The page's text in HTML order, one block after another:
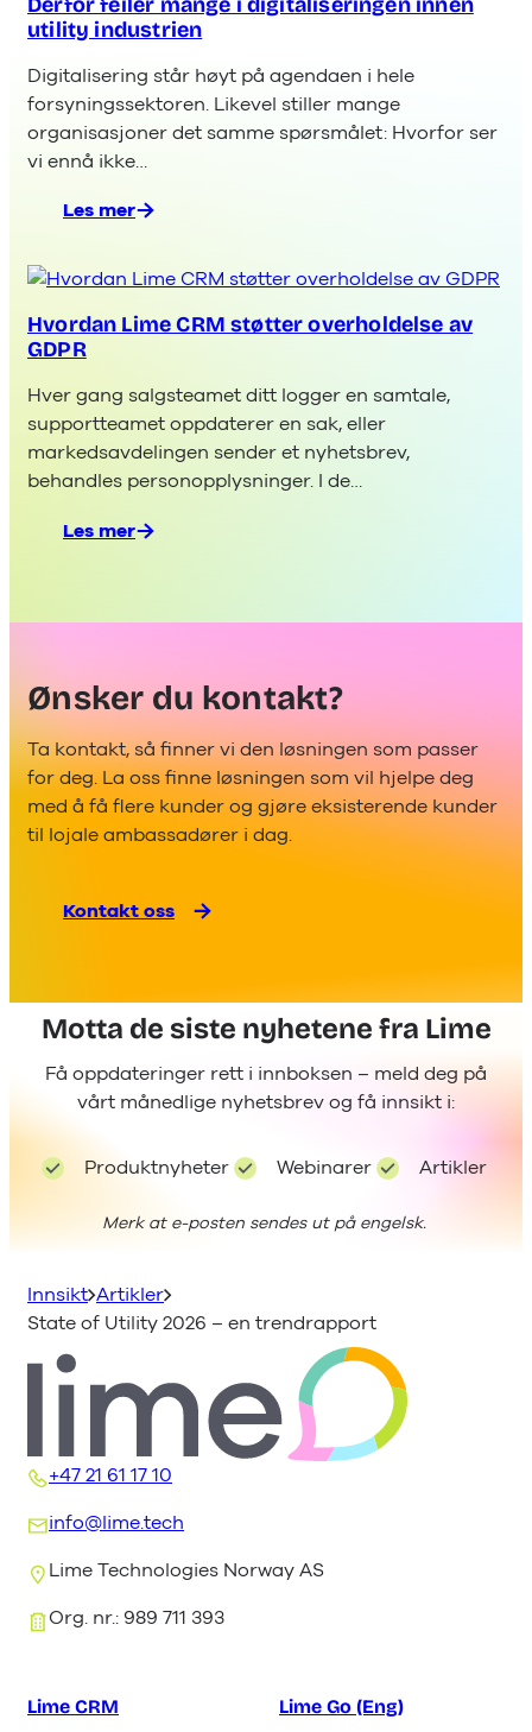
automatisering
AI
utility industrien
Digitalisering står høyt på agendaen i hele
forsyningssektoren. Likevel stiller mange
organisasjoner det samme spørsmålet: Hvorfor ser
vi ennå ikke…
Les mer
:
feiler
i
utility
industrien
Hvordan Lime CRM støtter overholdelse av
GDPR
Hver gang salgsteamet ditt logger en samtale,
supportteamet oppdaterer en sak, eller
markedsavdelingen sender et nyhetsbrev,
behandles personopplysninger. I de…
Les mer
:
CRM
av
GDPR
Ønsker du kontakt?
Ta kontakt, så finner vi den løsningen som passer
for deg. La oss finne løsningen som vil hjelpe deg
med å få flere kunder og gjøre eksisterende kunder
til lojale ambassadører i dag.
Kontakt oss
Motta de siste nyhetene fra Lime
Få oppdateringer rett i innboksen – meld deg på
vårt månedlige nyhetsbrev og få innsikt i:
Produktnyheter Webinarer Artikler
Merk at e-posten sendes ut på engelsk.
Innsikt Artikler
State of Utility 2026 – en trendrapport
+47 21 61 17 10
info@lime.tech
Lime Technologies Norway AS
Org. nr.: 989 711 393
Lime CRM Lime Go (Eng)